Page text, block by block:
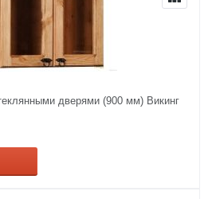
дверями (900 мм) Викинг